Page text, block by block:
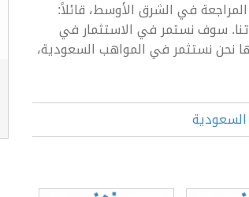
في الشرق الأوسط، قائلاً:
سوف نستمر في الاستثمار في
السعودية لدعم مسيرتها نحو تحقيق "رؤية 2030"، وها نحن نستثمر في المواهب السعودية،
السعودية